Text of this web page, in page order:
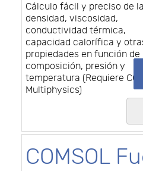
Cálculo fácil y preciso de la
densidad, viscosidad,
conductividad térmica,
capacidad calorífica y
propiedades en función de
composición, presión y
temperatura (Requiere
Multiphysics)
COMSOL